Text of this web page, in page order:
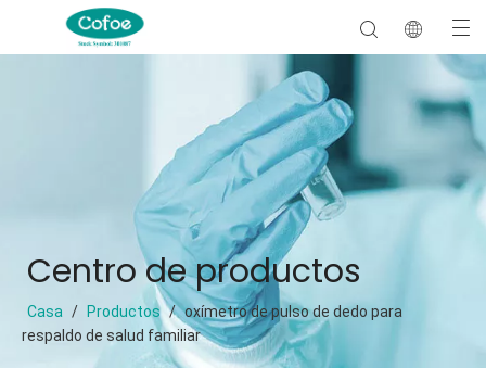
Centro de productos
Casa / Productos / oxímetro de pulso de dedo para
respaldo de salud familiar